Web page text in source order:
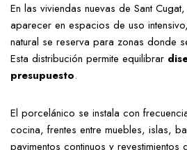
En las viviendas nuevas de Sant
aparecer en espacios de uso
natural se reserva para zonas donde
Esta distribución permite equilibrar
presupuesto.
El porcelánico se instala con
cocina, frentes entre muebles, islas,
pavimentos continuos y revestimientos